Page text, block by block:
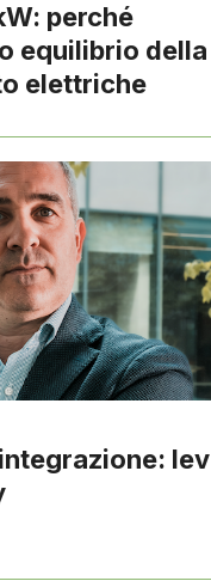
perché
equilibrio della
elettriche